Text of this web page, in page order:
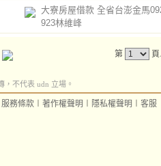
大寮房屋借款 全省台澎金馬
923林維峰
第
，不代表 udn 立場。
服務條款 著作權聲明 隱私權聲明 客服